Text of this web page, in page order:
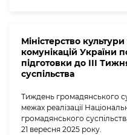
Міністерство культури
комунікацій України
підготовки до ІІІ
суспільства
Тиждень громадянського
межах реалізації
громадянського
21 вересня 2025 року.